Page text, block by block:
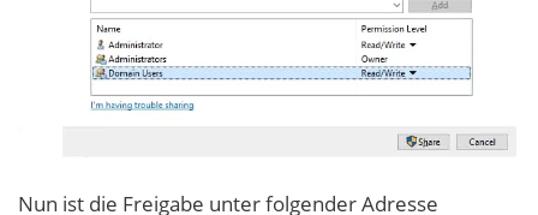
Nun ist die Freigabe unter folgender Adresse